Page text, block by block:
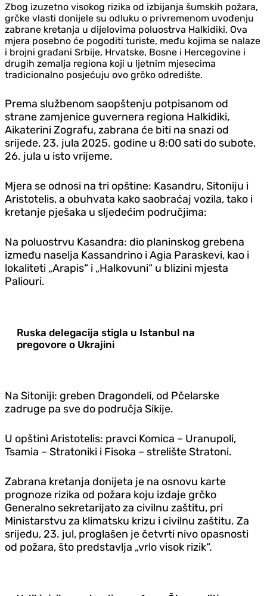
Zbog izuzetno visokog rizika od izbijanja šumskih požara,
grčke vlasti donijele su odluku o privremenom uvođenju
zabrane kretanja u dijelovima poluostrva Halkidiki. Ova
mjera posebno će pogoditi turiste, među kojima se nalaze
i brojni građani Srbije, Hrvatske, Bosne i Hercegovine i
drugih zemalja regiona koji u ljetnim mjesecima
tradicionalno posjećuju ovo grčko odredište.
Prema službenom saopštenju potpisanom od
strane zamjenice guvernera regiona Halkidiki,
Aikaterini Zografu, zabrana će biti na snazi od
srijede, 23. jula 2025. godine u 8:00 sati do subote,
26. jula u isto vrijeme.
Mjera se odnosi na tri opštine: Kasandru, Sitoniju i
Aristotelis, a obuhvata kako saobraćaj vozila, tako i
kretanje pješaka u sljedećim područjima:
Na poluostrvu Kasandra: dio planinskog grebena
između naselja Kassandrino i Agia Paraskevi, kao i
lokaliteti „Arapis“ i „Halkovuni“ u blizini mjesta
Paliouri.
Ruska delegacija stigla u Istanbul na
pregovore o Ukrajini
Na Sitoniji: greben Dragondeli, od Pčelarske
zadruge pa sve do područja Sikije.
U opštini Aristotelis: pravci Komica – Uranupoli,
Tsamia – Stratoniki i Fisoka – strelište Stratoni.
Zabrana kretanja donijeta je na osnovu karte
prognoze rizika od požara koju izdaje grčko
Generalno sekretarijato za civilnu zaštitu, pri
Ministarstvu za klimatsku krizu i civilnu zaštitu. Za
srijedu, 23. jul, proglašen je četvrti nivo opasnosti
od požara, što predstavlja „vrlo visok rizik“.